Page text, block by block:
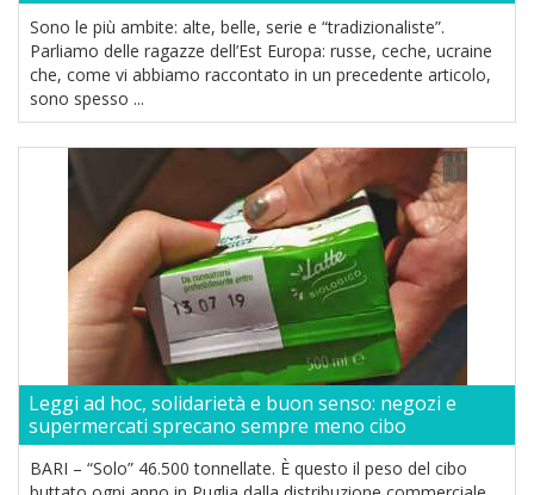
Sono le più ambite: alte, belle, serie e “tradizionaliste”.
Parliamo delle ragazze dell’Est Europa: russe, ceche, ucraine
che, come vi abbiamo raccontato in un precedente articolo,
sono spesso ...
Leggi ad hoc, solidarietà e buon senso: negozi e
supermercati sprecano sempre meno cibo
BARI – “Solo” 46.500 tonnellate. È questo il peso del cibo